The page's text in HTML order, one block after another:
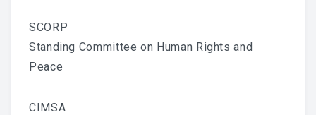
SCORP
Standing Committee on Human Rights and
Peace
CIMSA